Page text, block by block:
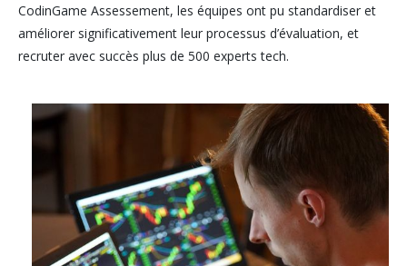
CodinGame Assessement, les équipes ont pu standardiser et
améliorer significativement leur processus d’évaluation, et
recruter avec succès plus de 500 experts tech.